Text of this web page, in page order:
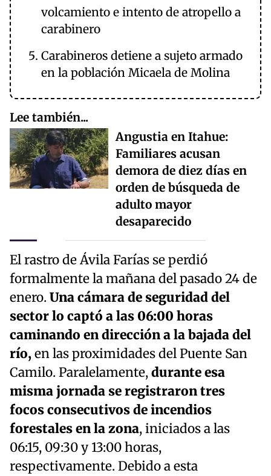
volcamiento e intento de atropello a
carabinero
Carabineros detiene a sujeto armado
en la población Micaela de Molina
Lee también...
Angustia en Itahue:
Familiares acusan
demora de diez días en
orden de búsqueda de
adulto mayor
desaparecido
El rastro de Ávila Farías se perdió
formalmente la mañana del pasado 24 de
enero. Una cámara de seguridad del
sector lo captó a las 06:00 horas
caminando en dirección a la bajada del
río,en las proximidades del Puente San
Camilo. Paralelamente,durante esa
misma jornada se registraron tres
focos consecutivos de incendios
forestales en la zona, iniciados a las
06:15, 09:30 y 13:00 horas,
respectivamente. Debido a esta